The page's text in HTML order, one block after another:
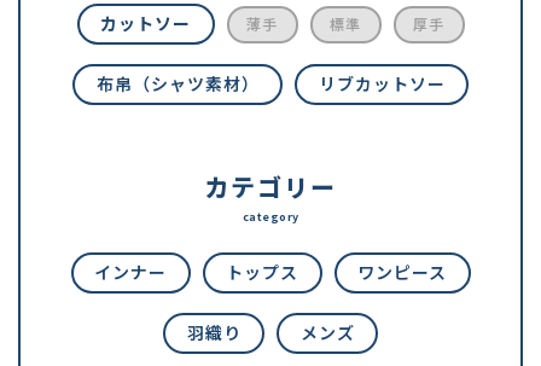
カットソー 薄手 標準 厚手
布帛（シャツ素材） リブカットソー
カテゴリー
category
インナー トップス ワンピース
羽織り メンズ